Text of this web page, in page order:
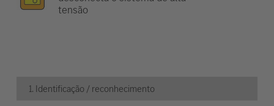
tensão
1. Identificação / reconhecimento